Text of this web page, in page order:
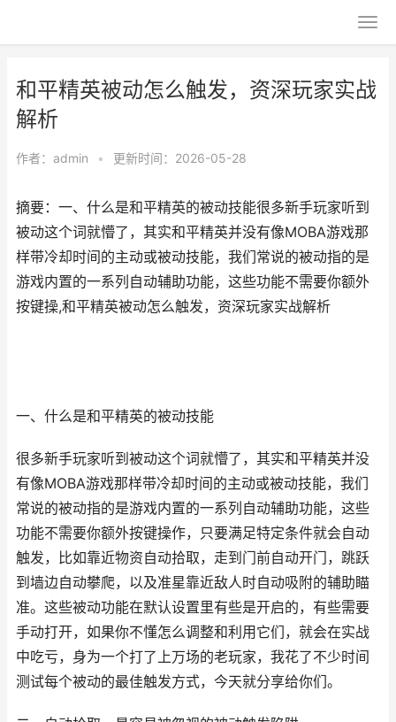
和平精英被动怎么触发，资深玩家实战
解析
作者： admin • 更新时间：2026-05-28
摘要：一、什么是和平精英的被动技能很多新手玩家听到
被动这个词就懵了，其实和平精英并没有像MOBA游戏那
样带冷却时间的主动或被动技能，我们常说的被动指的是
游戏内置的一系列自动辅助功能，这些功能不需要你额外
按键操,和平精英被动怎么触发，资深玩家实战解析
一、什么是和平精英的被动技能
很多新手玩家听到被动这个词就懵了，其实和平精英并没
有像MOBA游戏那样带冷却时间的主动或被动技能，我们
常说的被动指的是游戏内置的一系列自动辅助功能，这些
功能不需要你额外按键操作，只要满足特定条件就会自动
触发，比如靠近物资自动拾取，走到门前自动开门，跳跃
到墙边自动攀爬，以及准星靠近敌人时自动吸附的辅助瞄
准。这些被动功能在默认设置里有些是开启的，有些需要
手动打开，如果你不懂怎么调整和利用它们，就会在实战
中吃亏，身为一个打了上万场的老玩家，我花了不少时间
测试每个被动的最佳触发方式，今天就分享给你们。